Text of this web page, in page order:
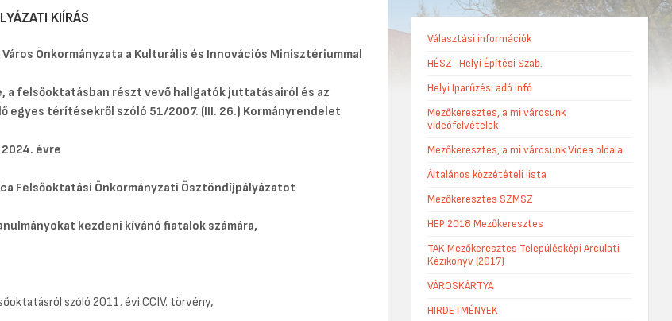
KIÍRÁS
Önkormányzata a Kulturális és Innovációs Minisztériummal
a felsőoktatásban részt vevő hallgatók juttatásairól és az
egyes térítésekről szóló 51/2007. (III. 26.) Kormányrendelet
évre
Felsőoktatási Önkormányzati Ösztöndíjpályázatot
kezdeni kívánó fiatalok számára,
szóló 2011. évi CCIV. törvény,
Választási információk
HÉSZ -Helyi Építési Szab.
Helyi Iparűzési adó infó
Mezőkeresztes, a mi városunk
videófelvételek
Mezőkeresztes, a mi városunk Videa oldala
Általános közzétételi lista
Mezőkeresztes SZMSZ
HEP 2018 Mezőkeresztes
TAK Mezőkeresztes Településképi Arculati
Kézikönyv (2017)
VÁROSKÁRTYA
HIRDETMÉNYEK